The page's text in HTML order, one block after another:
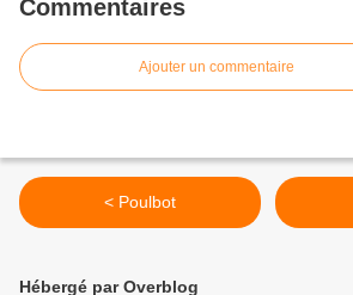
Commentaires
Ajouter un commentaire
< Poulbot
Hébergé par Overblog